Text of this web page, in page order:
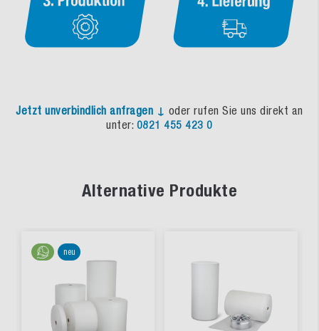
Jetzt unverbindlich anfragen ↓ oder rufen Sie uns direkt an
unter: 0821 455 423 0
Alternative Produkte
neu